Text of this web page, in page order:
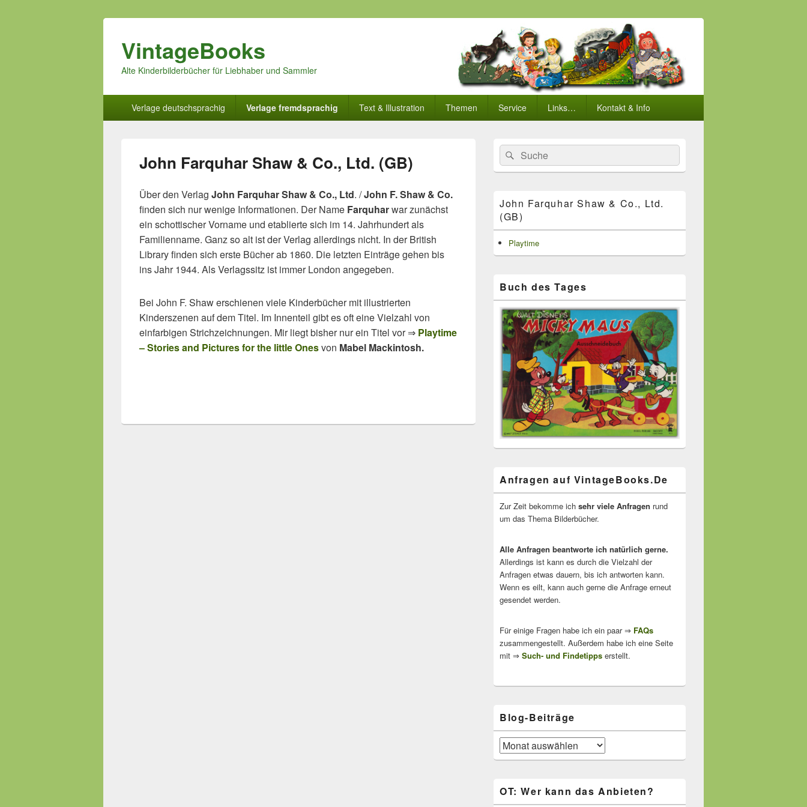
VintageBooks
Alte Kinderbilderbücher für Liebhaber und Sammler
Verlage deutschsprachig Verlage fremdsprachig Text & Illustration Themen Service Links… Kontakt & Info
John Farquhar Shaw & Co., Ltd. (GB)
Über den Verlag John Farquhar Shaw & Co., Ltd. /John F. Shaw & Co.
finden sich nur wenige Informationen. Der Name Farquharwar zunächst
ein schottischer Vorname und etablierte sich im 14. Jahrhundert als
Familienname. Ganz so alt ist der Verlag allerdings nicht. In der British
Library finden sich erste Bücher ab 1860. Die letzten Einträge gehen bis
ins Jahr 1944. Als Verlagssitz ist immer London angegeben.
Bei John F. Shaw erschienen viele Kinderbücher mit illustrierten
Kinderszenen auf dem Titel. Im Innenteil gibt es oft eine Vielzahl von
einfarbigen Strichzeichnungen. Mir liegt bisher nur ein Titel vor ⇒ Playtime
– Stories and Pictures for the little Onesvon Mabel Mackintosh.
Primärer
Seitenleisten
Widget-
Bereich
Search
for:
Suche
John Farquhar Shaw & Co., Ltd.
(GB)
Playtime
Buch des Tages
Anfragen auf VintageBooks.De
Zur Zeit bekomme ich sehr viele Anfragen rund
um das Thema Bilderbücher.
Alle Anfragen beantworte ich natürlich gerne.
Allerdings ist kann es durch die Vielzahl der
Anfragen etwas dauern, bis ich antworten kann.
Wenn es eilt, kann auch gerne die Anfrage erneut
gesendet werden.
Für einige Fragen habe ich ein paar ⇒ FAQs
zusammengestellt. Außerdem habe ich eine Seite
mit ⇒ Such- und Findetipps erstellt.
Blog-Beiträge
Blog-
Beiträge
OT: Wer kann das Anbieten?